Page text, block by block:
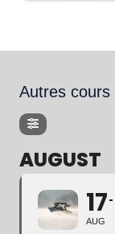
Autres cours
AUGUST
17
AUG